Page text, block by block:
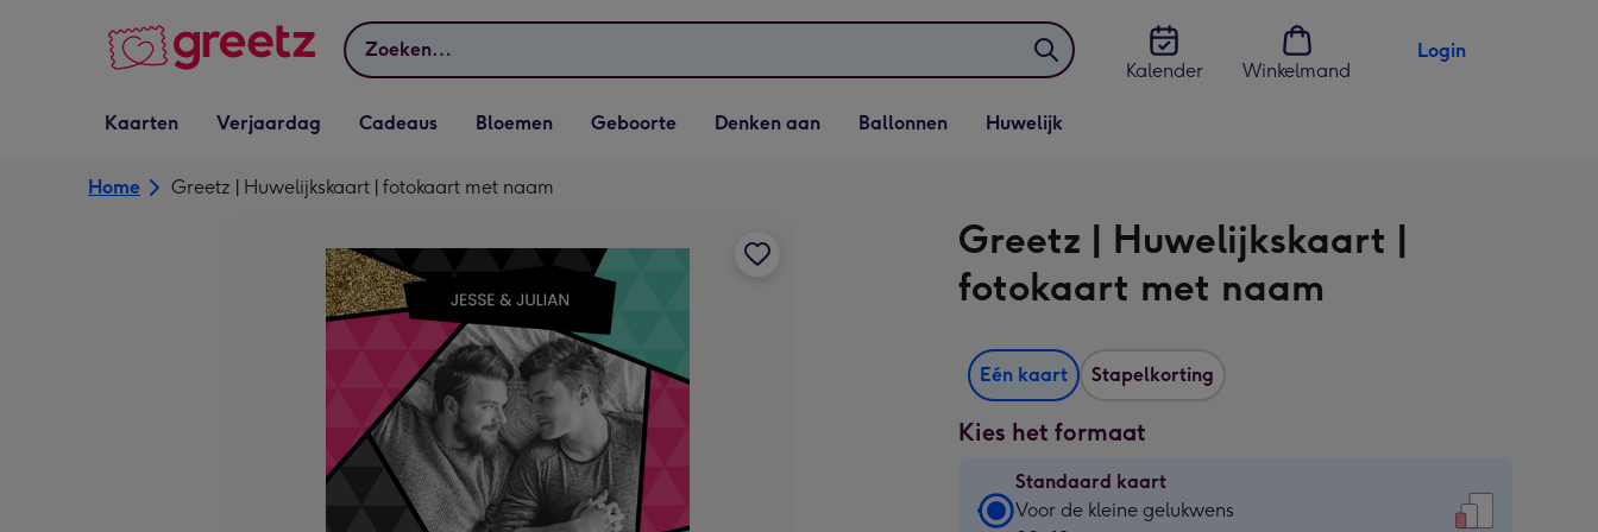
Zoeken
Kalender
Winkelmand
Login
Vervolgkeuzelijst
Kaarten openen
Kaarten
Vervolgkeuzelijst
Verjaardag openen
Verjaardag
Vervolgkeuzelijst
Cadeaus openen
Cadeaus
Vervolgkeuzelijst
Bloemen openen
Bloemen
Vervolgkeuzelijst
Geboorte openen
Geboorte
Vervolgkeuzelijst
Denken aan openen
Denken aan
Vervolgkeuzelijst
Ballonnen openen
Ballonnen
Vervolgkeuzelijst
Huwelijk openen
Huwelijk
Home Greetz | Huwelijkskaart | fotokaart met naam
Greetz | Huwelijkskaart |
fotokaart met naam
Eén kaart Stapelkorting
Kies het formaat
Standaard kaart
Standaard
Voor de kleine gelukwens